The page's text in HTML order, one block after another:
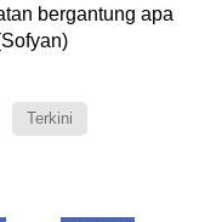
bergantung apa
Terkini